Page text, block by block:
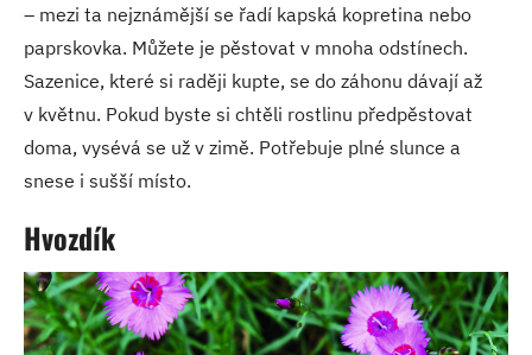
– mezi ta nejznámější se řadí kapská kopretina nebo
paprskovka. Můžete je pěstovat v mnoha odstínech.
Sazenice, které si raději kupte, se do záhonu dávají až
v květnu. Pokud byste si chtěli rostlinu předpěstovat
doma, vysévá se už v zimě. Potřebuje plné slunce a
snese i sušší místo.
Hvozdík